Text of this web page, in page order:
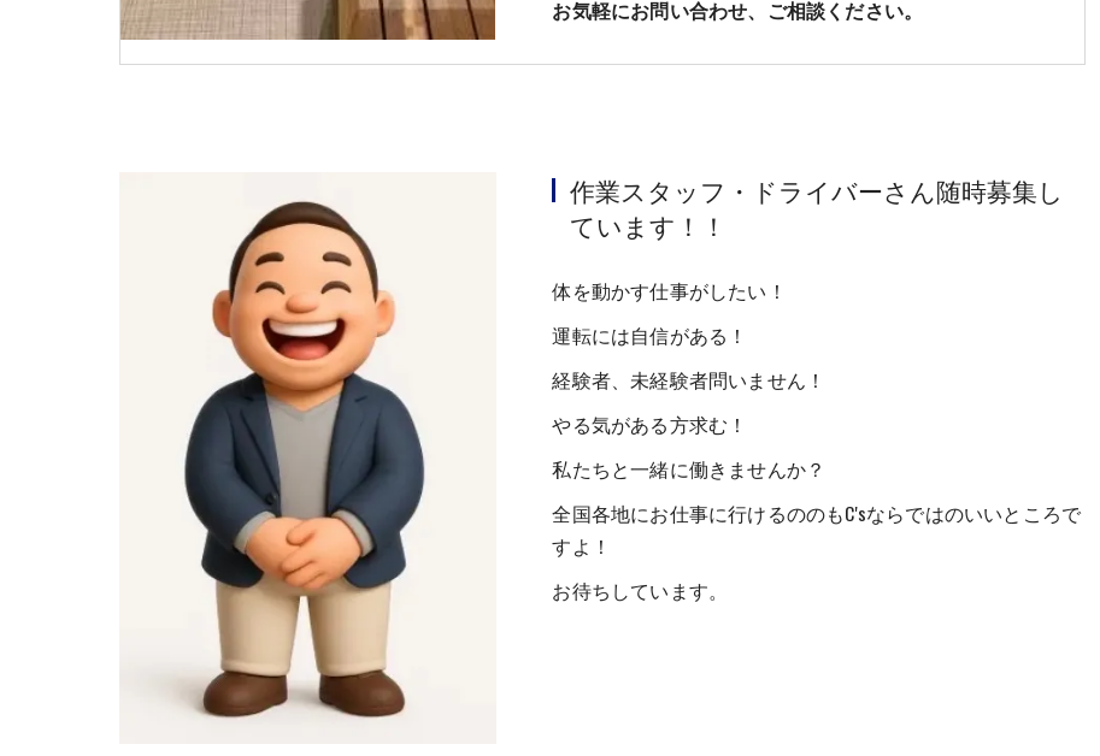
お気軽にお問い合わせ、ご相談ください。
作業スタッフ・ドライバーさん随時募集し
ています！！
体を動かす仕事がしたい！
運転には自信がある！
経験者、未経験者問いません！
やる気がある方求む！
私たちと一緒に働きませんか？
全国各地にお仕事に行けるののもC'sならではのいいところで
すよ！
お待ちしています。